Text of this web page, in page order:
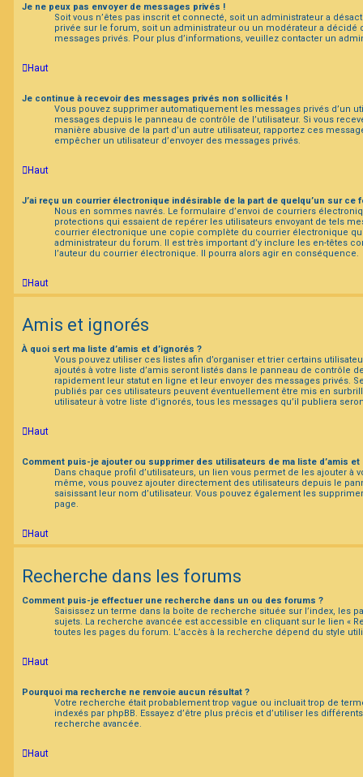
Je ne peux pas envoyer de messages privés !
Soit vous n’êtes pas inscrit et connecté, soit un administrateur a
privée sur le forum, soit un administrateur ou un modérateur a décidé
messages privés. Pour plus d’informations, veuillez contacter un
Haut
Je continue à recevoir des messages privés non sollicités !
Vous pouvez supprimer automatiquement les messages privés d’un
messages depuis le panneau de contrôle de l’utilisateur. Si vous
manière abusive de la part d’un autre utilisateur, rapportez ces
empêcher un utilisateur d’envoyer des messages privés.
Haut
J’ai reçu un courrier électronique indésirable de la part de quelqu’un sur ce
Nous en sommes navrés. Le formulaire d’envoi de courriers
protections qui essaient de repérer les utilisateurs envoyant de tels
courrier électronique une copie complète du courrier électronique
administrateur du forum. Il est très important d’y inclure les en-têtes
l’auteur du courrier électronique. Il pourra alors agir en conséquence.
Haut
Amis et ignorés
À quoi sert ma liste d’amis et d’ignorés ?
Vous pouvez utiliser ces listes afin d’organiser et trier certains
ajoutés à votre liste d’amis seront listés dans le panneau de contrôle
rapidement leur statut en ligne et leur envoyer des messages privés.
publiés par ces utilisateurs peuvent éventuellement être mis en
utilisateur à votre liste d’ignorés, tous les messages qu’il publiera
Haut
Comment puis-je ajouter ou supprimer des utilisateurs de ma liste d’amis et
Dans chaque profil d’utilisateurs, un lien vous permet de les ajouter à
même, vous pouvez ajouter directement des utilisateurs depuis le
saisissant leur nom d’utilisateur. Vous pouvez également les
page.
Haut
Recherche dans les forums
Comment puis-je effectuer une recherche dans un ou des forums ?
Saisissez un terme dans la boîte de recherche située sur l’index, les
sujets. La recherche avancée est accessible en cliquant sur le lien «
toutes les pages du forum. L’accès à la recherche dépend du style
Haut
Pourquoi ma recherche ne renvoie aucun résultat ?
Votre recherche était probablement trop vague ou incluait trop de
indexés par phpBB. Essayez d’être plus précis et d’utiliser les
recherche avancée.
Haut